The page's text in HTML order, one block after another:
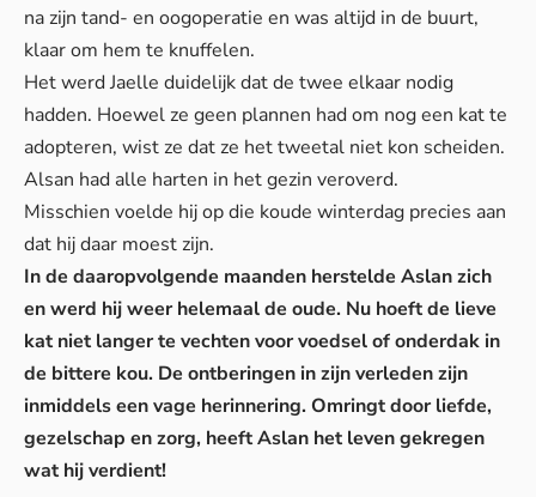
na zijn tand- en oogoperatie en was altijd in de buurt,
klaar om hem te knuffelen.
Het werd Jaelle duidelijk dat de twee elkaar nodig
hadden. Hoewel ze geen plannen had om nog een kat te
adopteren, wist ze dat ze het tweetal niet kon scheiden.
Alsan had alle harten in het gezin veroverd.
Misschien voelde hij op die koude winterdag precies aan
dat hij daar moest zijn.
In de daaropvolgende maanden herstelde Aslan zich
en werd hij weer helemaal de oude. Nu hoeft de lieve
kat niet langer te vechten voor voedsel of onderdak in
de bittere kou. De ontberingen in zijn verleden zijn
inmiddels een vage herinnering. Omringt door liefde,
gezelschap en zorg, heeft Aslan het leven gekregen
wat hij verdient!